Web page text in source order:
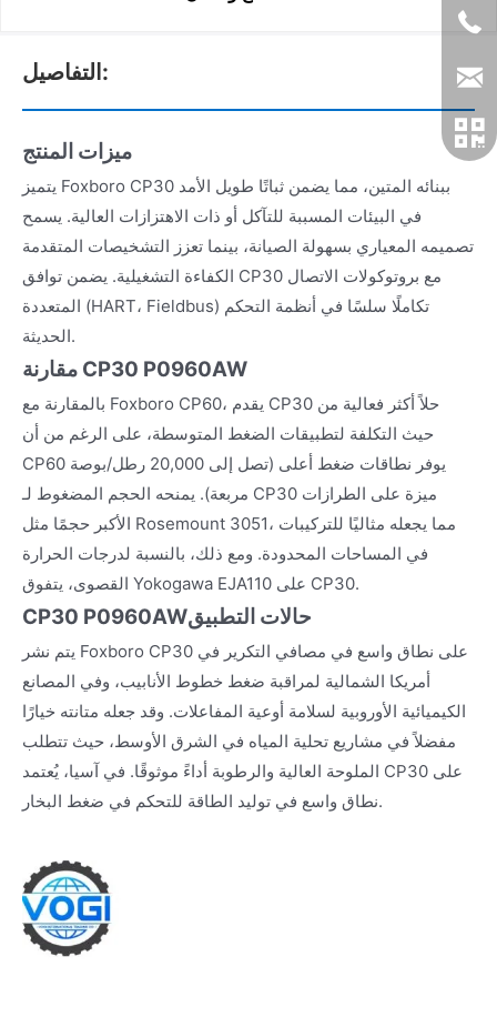
التفاصيل:
ميزات المنتج
يتميز Foxboro CP30 ببنائه المتين، مما يضمن ثباتًا طويل الأمد
في البيئات المسببة للتآكل أو ذات الاهتزازات العالية. يسمح
تصميمه المعياري بسهولة الصيانة، بينما تعزز التشخيصات المتقدمة
الكفاءة التشغيلية. يضمن توافق CP30 مع بروتوكولات الاتصال
المتعددة (HART، Fieldbus) تكاملًا سلسًا في أنظمة التحكم
الحديثة.
مقارنة CP30 P0960AW
بالمقارنة مع Foxboro CP60، يقدم CP30 حلاً أكثر فعالية من
حيث التكلفة لتطبيقات الضغط المتوسطة، على الرغم من أن
CP60 يوفر نطاقات ضغط أعلى (تصل إلى 20,000 رطل/بوصة
مربعة). يمنحه الحجم المضغوط لـ CP30 ميزة على الطرازات
الأكبر حجمًا مثل Rosemount 3051، مما يجعله مثاليًا للتركيبات
في المساحات المحدودة. ومع ذلك، بالنسبة لدرجات الحرارة
القصوى، يتفوق Yokogawa EJA110 على CP30.
CP30 P0960AWحالات التطبيق
يتم نشر Foxboro CP30 على نطاق واسع في مصافي التكرير في
أمريكا الشمالية لمراقبة ضغط خطوط الأنابيب، وفي المصانع
الكيميائية الأوروبية لسلامة أوعية المفاعلات. وقد جعله متانته خيارًا
مفضلاً في مشاريع تحلية المياه في الشرق الأوسط، حيث تتطلب
الملوحة العالية والرطوبة أداءً موثوقًا. في آسيا، يُعتمد CP30 على
نطاق واسع في توليد الطاقة للتحكم في ضغط البخار.